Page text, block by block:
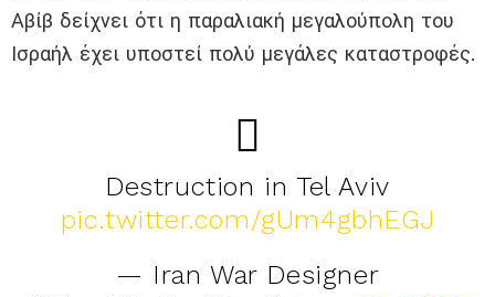
Αβίβ δείχνει ότι η παραλιακή μεγαλούπολη του
Ισραήλ έχει υποστεί πολύ μεγάλες καταστροφές.
Destruction in Tel Aviv
pic.twitter.com/gUm4gbhEGJ
— Iran War Designer